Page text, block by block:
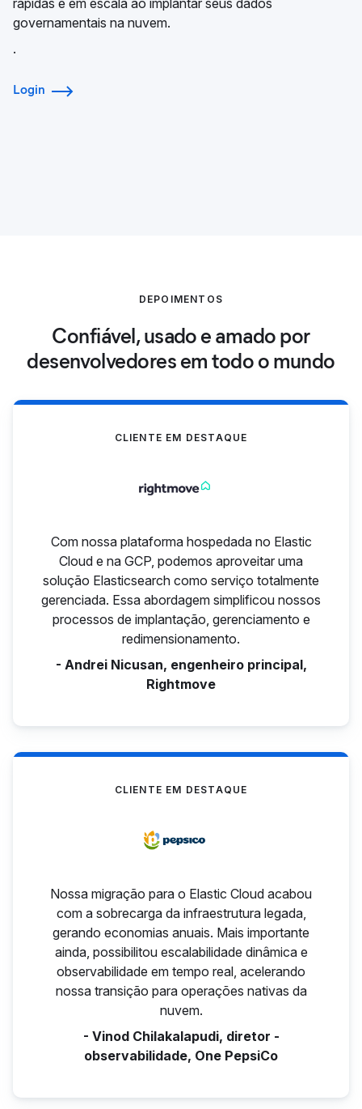
rápidas e em escala ao implantar seus dados
governamentais na nuvem.
.
Login
DEPOIMENTOS
Confiável, usado e amado por
desenvolvedores em todo o mundo
CLIENTE EM DESTAQUE
Com nossa plataforma hospedada no Elastic
Cloud e na GCP, podemos aproveitar uma
solução Elasticsearch como serviço totalmente
gerenciada. Essa abordagem simplificou nossos
processos de implantação, gerenciamento e
redimensionamento.
- Andrei Nicusan, engenheiro principal,
Rightmove
CLIENTE EM DESTAQUE
Nossa migração para o Elastic Cloud acabou
com a sobrecarga da infraestrutura legada,
gerando economias anuais. Mais importante
ainda, possibilitou escalabilidade dinâmica e
observabilidade em tempo real, acelerando
nossa transição para operações nativas da
nuvem.
- Vinod Chilakalapudi, diretor -
observabilidade, One PepsiCo